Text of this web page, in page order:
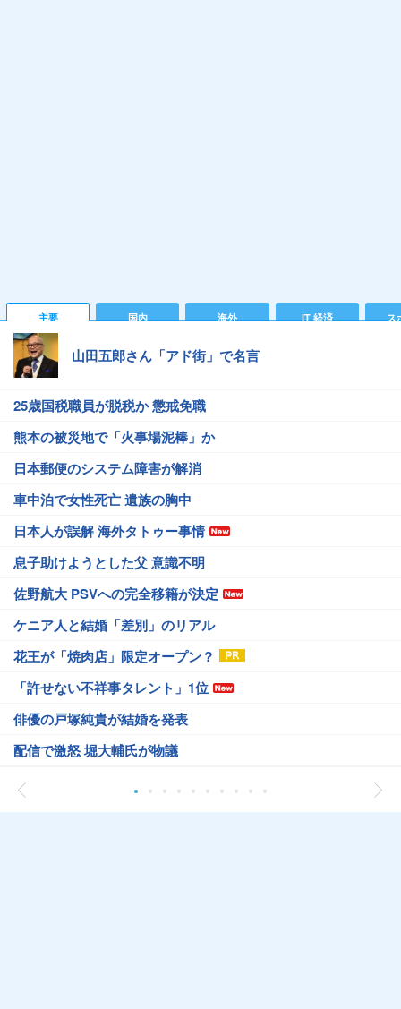
主要 国内 海外 IT 経済 ス
山田五郎さん「アド街」で名言
25歳国税職員が脱税か 懲戒免職
熊本の被災地で「火事場泥棒」か
日本郵便のシステム障害が解消
車中泊で女性死亡 遺族の胸中
日本人が誤解 海外タトゥー事情
息子助けようとした父 意識不明
佐野航大 PSVへの完全移籍が決定
ケニア人と結婚「差別」のリアル
花王が「焼肉店」限定オープン？
「許せない不祥事タレント」1位
俳優の戸塚純貴が結婚を発表
配信で激怒 堀大輔氏が物議